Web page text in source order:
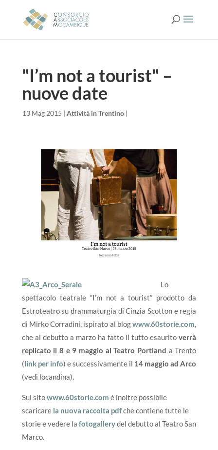
"I’m not a tourist" –
nuove date
13 Mag 2015 | Attività in Trentino|
Lo
spettacolo teatrale “I’m not a tourist” prodotto da
Estroteatro su drammaturgia di Cinzia Scotton e regia
di Mirko Corradini, ispirato al blogwww.60storie.com,
che al debutto a marzo ha fatto il tutto esauritoverrà
replicato il 8 e 9 maggio al Teatro Portland a Trento
(link per info) e successivamente il 14 maggio ad Arco
(vedi locandina).
Sul sitowww.60storie.com è inoltre possibile
scaricare la nuova raccolta pdfche contiene tutte le
storie e vedere la fotogallerydel debutto al Teatro San
Marco.